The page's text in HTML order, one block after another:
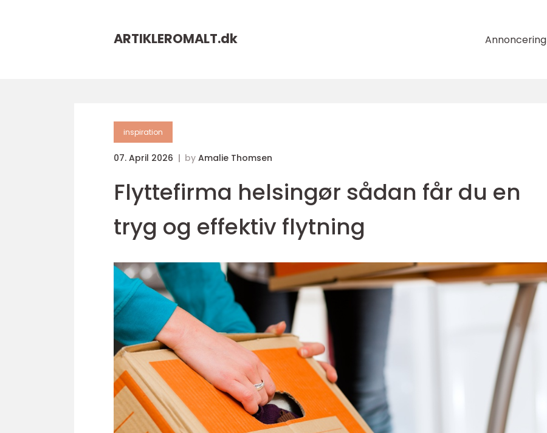
ARTIKLEROMALT.dk Annoncering
inspiration
07. April 2026 by Amalie Thomsen
Flyttefirma helsingør sådan får du en
tryg og effektiv flytning